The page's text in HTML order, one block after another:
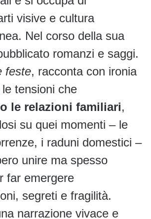
visive e cultura
Nel corso della sua
romanzi e saggi.
feste, racconta con ironia
tensioni che
le relazioni familiari,
su quei momenti – le
i raduni domestici –
unire ma spesso
far emergere
segreti e fragilità.
narrazione vivace e